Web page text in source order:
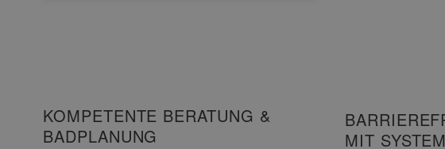
KOMPETENTE BERATUNG &
BADPLANUNG
MIT SYSTEM